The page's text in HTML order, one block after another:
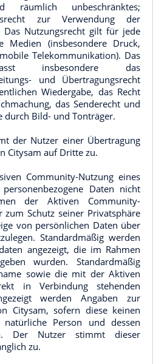
räumlich unbeschränktes;
zur Verwendung der
Das Nutzungsrecht gilt für jede
(insbesondere Druck,
Telekommunikation). Das
insbesondere das
und Übertragungsrecht
Wiedergabe, das Recht
das Senderecht und
durch Bild- und Tonträger.
der Nutzer einer Übertragung
Citysam auf Dritte zu.
Community-Nutzung eines
Daten nicht
der Aktiven Community-
Schutz seiner Privatsphäre
von persönlichen Daten über
Standardmäßig werden
angezeigt, die im Rahmen
wurden. Standardmäßig
sowie die mit der Aktiven
in Verbindung stehenden
werden Angaben zur
Citysam, sofern diese keinen
Person und dessen
Der Nutzer stimmt dieser
zu.